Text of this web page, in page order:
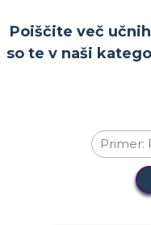
Poiščite več
so te v naši